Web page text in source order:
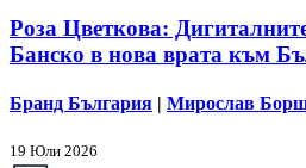
Роза Цветкова:
Банско в нова врата към
Бранд България | Мирослав
19 Юли 2026